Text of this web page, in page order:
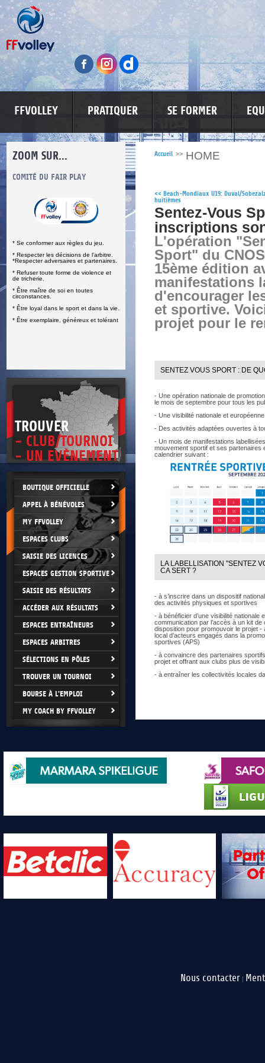
FFVOLLEY PRATIQUER SE FORMER
ZOOM SUR...
COMITÉ DU FAIR PLAY
* Se conformer aux règles du jeu.
* Respecter les décisions de l’arbitre.
*Respecter adversaires et partenaires.
* Refuser toute forme de violence et
de tricherie.
* Être maître de soi en toutes
circonstances.
* Être loyal dans le sport et dans la vie.
* Être exemplaire, généreux et tolérant
LUTTE CONTRE LES VIOLENCES
TROUVER
- CLUB/TOURNOI
- UN EVÈNEMENT
BOUTIQUE OFFICIELLE
APPEL À BÉNÉVOLES
MY FFVOLLEY
ESPACES CLUBS
SAISIE DES LICENCES
ESPACES GESTION SPORTIVE
SAISIE DES RÉSULTATS
ACCÉDER AUX RÉSULTATS
ESPACES ENTRAÎNEURS
ESPACES ARBITRES
SÉLECTIONS EN PÔLES
TROUVER UN TOURNOI
BOURSE À L'EMPLOI
MY COACH BY FFVOLLEY
Accueil >> HOME
<< Beach-Mondiaux U19: Duval/
huitièmes
Sentez-Vous
inscriptions
L'opération
Sport" du
15ème édition
manifestations
d'encourager
et sportive.
projet pour le
SENTEZ VOUS SPORT : DE
- Une opération nationale de
le mois de septembre pour tous les
- Une visibilité nationale et européenne
- Des activités adaptées ouvertes à
- Un mois de manifestations
mouvement sportif et ses partenaires
calendrier suivant :
LA LABELLISATION "SENTEZ
CA SERT ?
- à s’inscrire dans un dispositif
des activités physiques et sportives
- à bénéficier d’une visibilité nationale
communication par l’accès à un kit de
disposition pour promouvoir le projet -
local d’acteurs engagés dans la
sportives (APS)
- à convaincre des partenaires
projet et offrant aux clubs plus de
- à entraîner les collectivités locales
Nous contacter |